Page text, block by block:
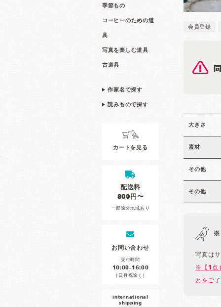
季節もの
コーヒーのための道
具
写真を楽しむ道具
古道具
作家名で探す
読みもので探す
カートを見る
配送料
800円〜
一部除外地域あり
お問い合わせ
受付時間
10:00-16:00
［日月祝除く］
international
shipping
会員登録
大きさ
素材
その他
その他
※
写真は
※【1点
とをご